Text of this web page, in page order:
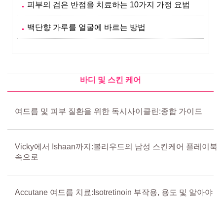
피부의 검은 반점을 치료하는 10가지 가정 요법
백단향 가루를 얼굴에 바르는 방법
바디 및 스킨 케어
여드름 및 피부 질환을 위한 독시사이클린:종합 가이드
Vicky에서 Ishaan까지:볼리우드의 남성 스킨케어 플레이북
속으로
Accutane 여드름 치료:Isotretinoin 부작용, 용도 및 알아야